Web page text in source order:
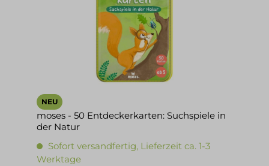
NEU
moses - 50 Entdeckerkarten: Suchspiele in
der Natur
Sofort versandfertig, Lieferzeit ca. 1-3
Werktage